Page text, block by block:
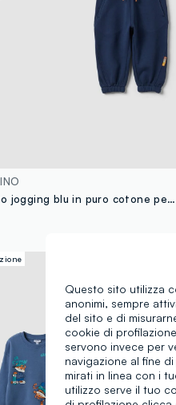
Completo jogging blu in puro cotone per bimbo con stampa skate
Questo sito utilizza
anonimi, sempre
del sito e di
cookie di
servono invece per
navigazione al fine
mirati in linea con i
utilizzo serve il tuo